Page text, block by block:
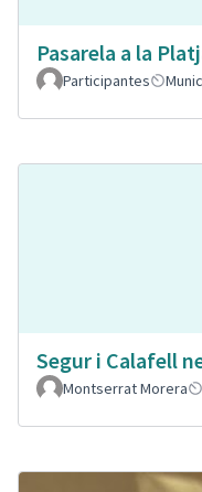
Pasarela a la
Participantes
Segur i Calafell
Montserrat Morera